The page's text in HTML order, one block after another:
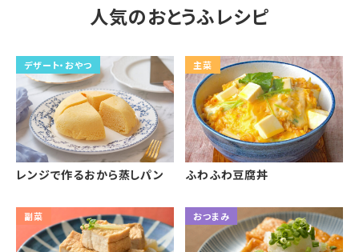
人気のおとうふレシピ
デザート・おやつ
レンジで作るおから蒸しパン
主菜
ふわふわ豆腐丼
副菜 おつまみ